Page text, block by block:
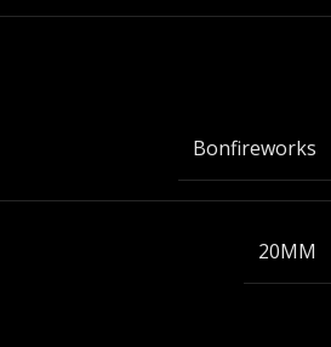
Bonfireworks
20MM